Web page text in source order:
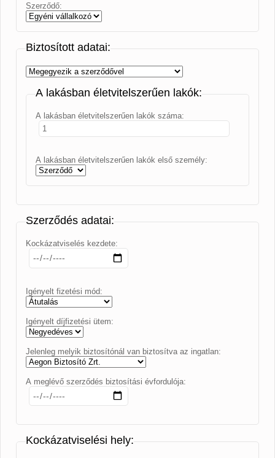
Szerződő:
Biztosított adatai:
A lakásban életvitelszerűen lakók:
A lakásban életvitelszerűen lakók száma:
A lakásban életvitelszerűen lakók első személy:
Szerződés adatai:
Kockázatviselés kezdete:
Igényelt fizetési mód:
Igényelt díjfizetési ütem:
Jelenleg melyik biztosítónál van biztosítva az ingatlan:
A meglévő szerződés biztosítási évfordulója:
Kockázatviselési hely: